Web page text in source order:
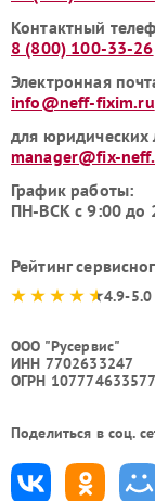
Контактный
8 (800) 100-33-26
Электронная
info@neff-fixim.ru
для юридических
manager@fix-
График работы:
ПН-ВСК с 9:00 до
Рейтинг
4.9-5.0
ООО "Русервис"
ИНН 7702633247
ОГРН
Поделиться в соц.